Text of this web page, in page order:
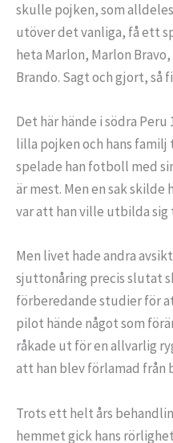
skulle pojken, som
utöver det vanliga, få ett
heta Marlon, Marlon
Brando. Sagt och gjort, så
Det här hände i södra
lilla pojken och hans
spelade han fotboll med
är mest. Men en sak skilde
var att han ville utbilda
Men livet hade andra
sjuttonåring precis slutat
förberedande studier för
pilot hände något som
råkade ut för en allvarlig
att han blev förlamad från
Trots ett helt års
hemmet gick hans